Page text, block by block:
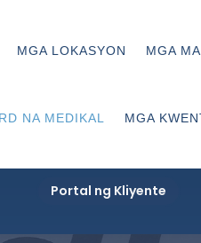
MGA LOKASYON MGA
NA MEDIKAL MGA
Portal ng Kliyente